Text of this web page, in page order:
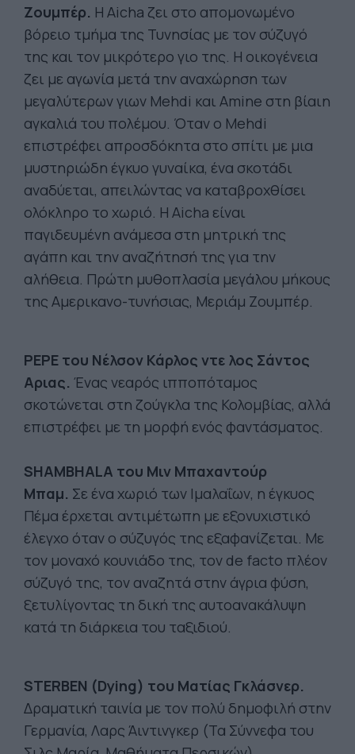
Ζουμπέρ. Η Aicha ζει στο απομονωμένο
βόρειο τμήμα της Τυνησίας με τον σύζυγό
της και τον μικρότερο γιο της. Η οικογένεια
ζει με αγωνία μετά την αναχώρηση των
μεγαλύτερων γιων Mehdi και Amine στη βίαιη
αγκαλιά του πολέμου. Όταν ο Mehdi
επιστρέφει απροσδόκητα στο σπίτι με μια
μυστηριώδη έγκυο γυναίκα, ένα σκοτάδι
αναδύεται, απειλώντας να καταβροχθίσει
ολόκληρο το χωριό. Η Aicha είναι
παγιδευμένη ανάμεσα στη μητρική της
αγάπη και την αναζήτησή της για την
αλήθεια. Πρώτη μυθοπλασία μεγάλου μήκους
της Αμερικανο-τυνήσιας, Μεριάμ Ζουμπέρ.
PEPE του Νέλσον Κάρλος ντε λος Σάντος
Αριας. Ένας νεαρός ιπποπόταμος
σκοτώνεται στη ζούγκλα της Κολομβίας, αλλά
επιστρέφει με τη μορφή ενός φαντάσματος.
SHAMBHALA του Μιν Μπαχαντούρ
Μπαμ. Σε ένα χωριό των Ιμαλαΐων, η έγκυος
Πέμα έρχεται αντιμέτωπη με εξονυχιστικό
έλεγχο όταν ο σύζυγός της εξαφανίζεται. Με
τον μοναχό κουνιάδο της, τον de facto πλέον
σύζυγό της, τον αναζητά στην άγρια φύση,
ξετυλίγοντας τη δική της αυτοανακάλυψη
κατά τη διάρκεια του ταξιδιού.
STERBEN (Dying) του Ματίας Γκλάσνερ.
Δραματική ταινία με τον πολύ δημοφιλή στην
Γερμανία, Λαρς Άιντινγκερ (Τα Σύννεφα του